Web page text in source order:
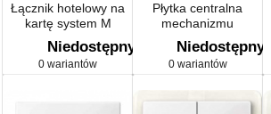
Łącznik hotelowy na
kartę system M
Niedostępny
0 wariantów
Płytka centralna
mechanizmu
przełącznika
kluczykowego
Niedostępny
0 wariantów